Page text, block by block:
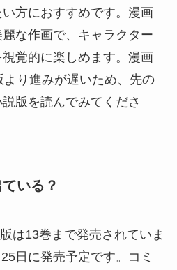
方におすすめです。漫画
な作画で、キャラクター
覚的に楽しめます。漫画
り進みが遅いため、先の
版を読んでみてくださ
いる？
は13巻まで発売されていま
日に発売予定です。コミ